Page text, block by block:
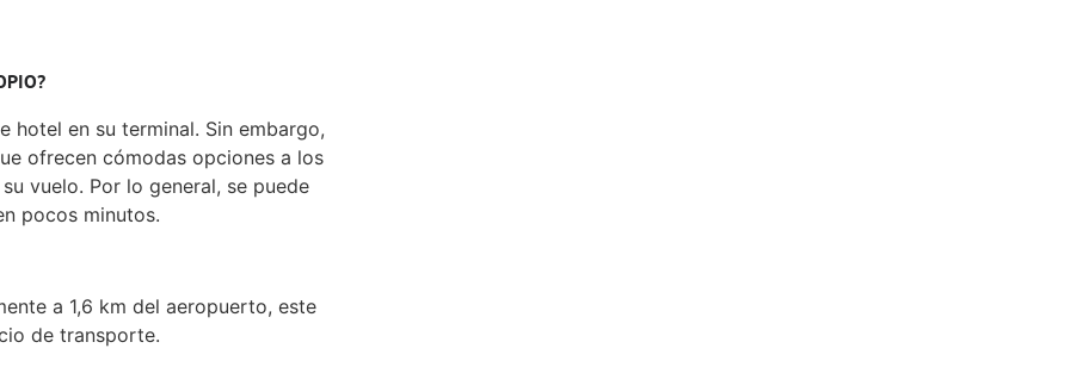
hotel en su terminal. Sin embargo,
ofrecen cómodas opciones a los
vuelo. Por lo general, se puede
pocos minutos.
a 1,6 km del aeropuerto, este
de transporte.